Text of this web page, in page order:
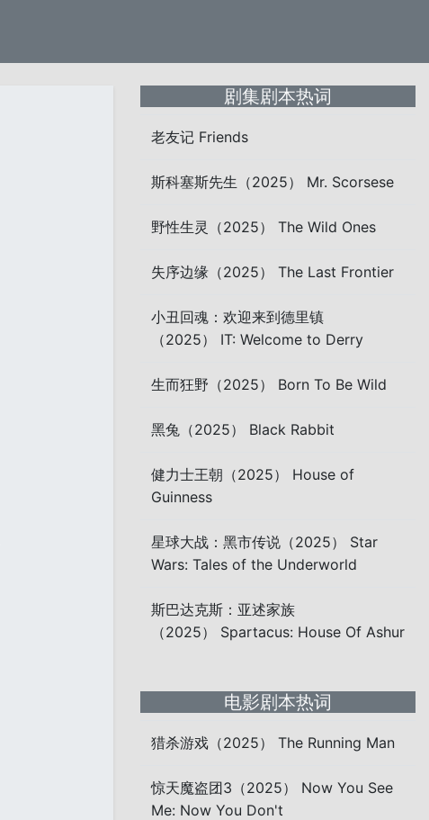
剧集剧本热词
老友记 Friends
斯科塞斯先生（2025） Mr. Scorsese
野性生灵（2025） The Wild Ones
失序边缘（2025） The Last Frontier
小丑回魂：欢迎来到德里镇
（2025） IT: Welcome to Derry
生而狂野（2025） Born To Be Wild
黑兔（2025） Black Rabbit
健力士王朝（2025） House of
Guinness
星球大战：黑市传说（2025） Star
Wars: Tales of the Underworld
斯巴达克斯：亚述家族
（2025） Spartacus: House Of Ashur
电影剧本热词
猎杀游戏（2025） The Running Man
惊天魔盗团3（2025） Now You See
Me: Now You Don't